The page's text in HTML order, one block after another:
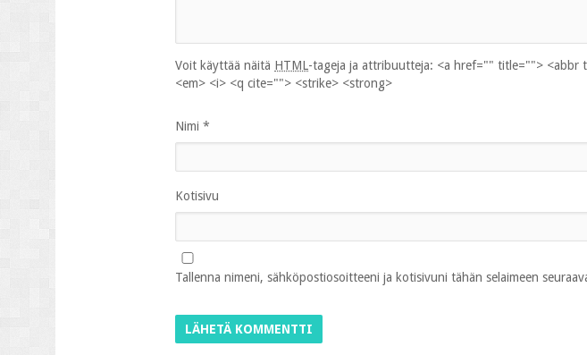
Voit käyttää näitä HTML-tageja ja attribuutteja: <a href="" title=""> <abbr
<em> <i> <q cite=""> <strike> <strong>
Nimi *
Kotisivu
Tallenna nimeni, sähköpostiosoitteeni ja kotisivuni tähän selaimeen